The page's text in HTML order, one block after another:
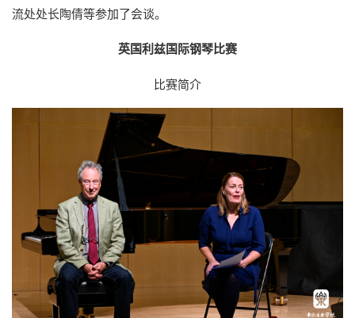
流处处长陶倩等参加了会谈。
英国利兹国际钢琴比赛
比赛简介